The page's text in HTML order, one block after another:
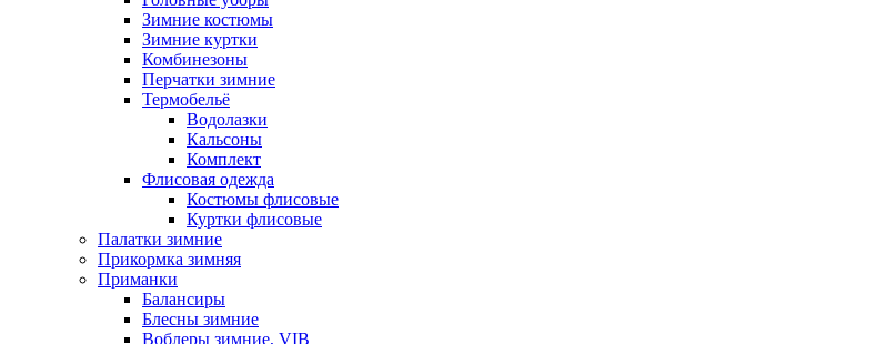
Зимние костюмы
Зимние куртки
Комбинезоны
Перчатки зимние
Термобельё
Водолазки
Кальсоны
Комплект
Флисовая одежда
Костюмы флисовые
Куртки флисовые
Палатки зимние
Прикормка зимняя
Приманки
Балансиры
Блесны зимние
Воблеры зимние, VIB